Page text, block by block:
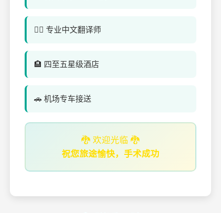
👨‍⚕️ 专业中文翻译师
🏨 四至五星级酒店
🚗 机场专车接送
🐉 欢迎光临 🐉
祝您旅途愉快，手术成功